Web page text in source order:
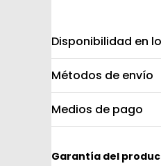
Disponibilidad en
Métodos de envío
Medios de pago
Garantía del